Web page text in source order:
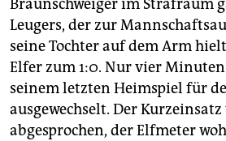
Braunschweiger im Strafraum
Leugers, der zur
seine Tochter auf dem Arm
Elfer zum 1:0. Nur vier
seinem letzten Heimspiel für
ausgewechselt. Der Kurzeinsatz
abgesprochen, der Elfmeter